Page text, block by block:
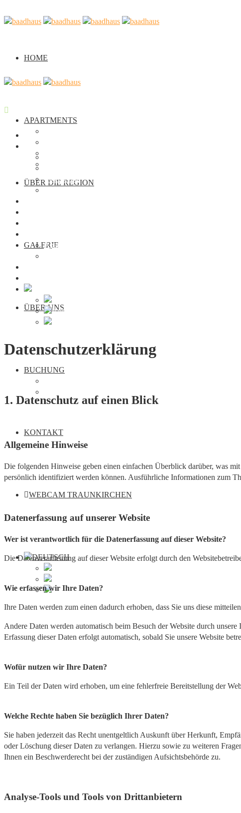
HOME
APARTMENTS
ÜBER DIE REGION
GALERIE
ÜBER UNS
BUCHUNG
KONTAKT
WEBCAM TRAUNKIRCHEN
Home
Apartments
Casa Viola
Apartments
Datenschutzerklärung
1. Datenschutz auf einen Blick
Allgemeine Hinweise
Die folgenden Hinweise geben einen einfachen Überblick darüber, was
persönlich identifiziert werden können. Ausführliche Informationen zum
Datenerfassung auf unserer Website
Wer ist verantwortlich für die Datenerfassung auf dieser Website?
Die Datenverarbeitung auf dieser Website erfolgt durch den
Wie erfassen wir Ihre Daten?
Ihre Daten werden zum einen dadurch erhoben, dass Sie uns diese
Andere Daten werden automatisch beim Besuch der Website durch
Erfassung dieser Daten erfolgt automatisch, sobald Sie unsere Website
Wofür nutzen wir Ihre Daten?
Ein Teil der Daten wird erhoben, um eine fehlerfreie Bereitstellung der
Welche Rechte haben Sie bezüglich Ihrer Daten?
Sie haben jederzeit das Recht unentgeltlich Auskunft über Herkunft,
oder Löschung dieser Daten zu verlangen. Hierzu sowie zu weiteren
Ihnen ein Beschwerderecht bei der zuständigen Aufsichtsbehörde zu.
Analyse-Tools und Tools von Drittanbietern